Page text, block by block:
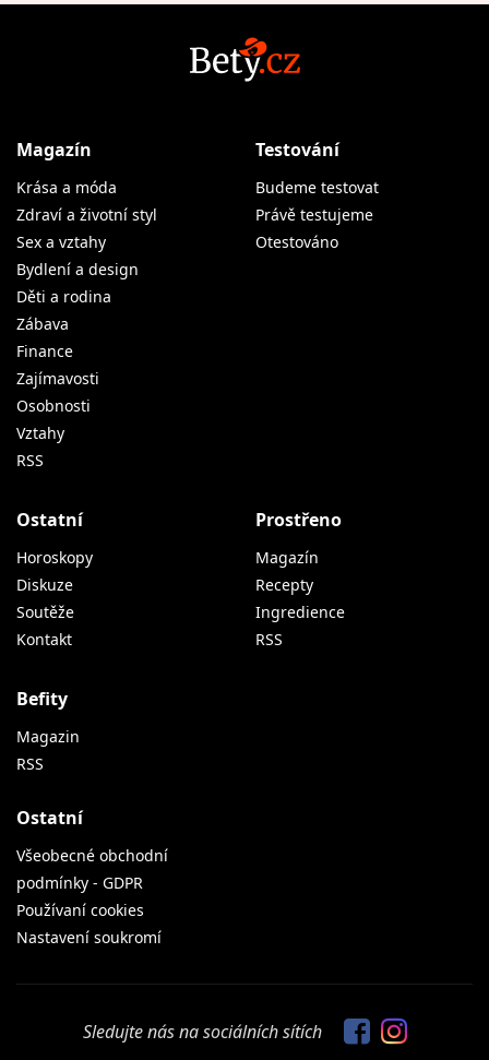
Magazín
Krása a móda
Zdraví a životní styl
Sex a vztahy
Bydlení a design
Děti a rodina
Zábava
Finance
Zajímavosti
Osobnosti
Vztahy
RSS
Testování
Budeme testovat
Právě testujeme
Otestováno
Ostatní
Horoskopy
Diskuze
Soutěže
Kontakt
Prostřeno
Magazín
Recepty
Ingredience
RSS
Befity
Magazin
RSS
Ostatní
Všeobecné obchodní
podmínky - GDPR
Používaní cookies
Nastavení soukromí
Sledujte nás na sociálních sítích